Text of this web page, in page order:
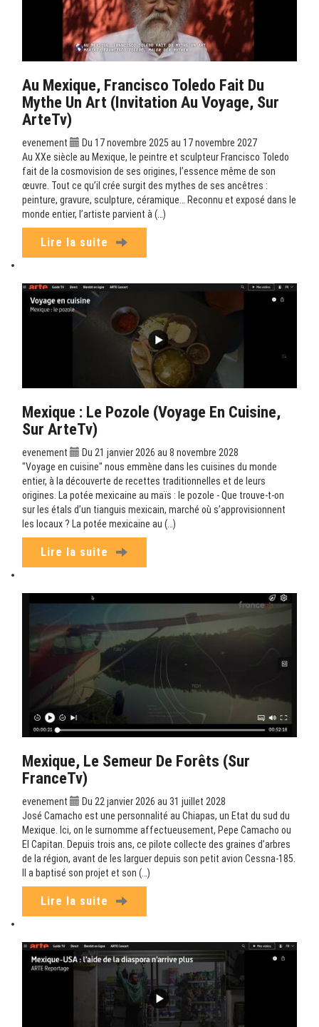
Au Mexique, Francisco Toledo Fait Du
Mythe Un Art (Invitation Au Voyage, Sur
ArteTv)
evenement
Du 17 novembre 2025 au 17 novembre 2027
Au XXe siècle au Mexique, le peintre et sculpteur Francisco Toledo
fait de la cosmovision de ses origines, l’essence même de son
œuvre. Tout ce qu’il crée surgit des mythes de ses ancêtres :
peinture, gravure, sculpture, céramique… Reconnu et exposé dans le
monde entier, l’artiste parvient à (…)
Lire la suite
Mexique : Le Pozole (Voyage En Cuisine,
Sur ArteTv)
evenement
Du 21 janvier 2026 au 8 novembre 2028
"Voyage en cuisine" nous emmène dans les cuisines du monde
entier, à la découverte de recettes traditionnelles et de leurs
origines. La potée mexicaine au maïs : le pozole - Que trouve-t-on
sur les étals d’un tianguis mexicain, marché où s’approvisionnent
les locaux ? La potée mexicaine au (…)
Lire la suite
Mexique, Le Semeur De Forêts (sur
FranceTv)
evenement
Du 22 janvier 2026 au 31 juillet 2028
José Camacho est une personnalité au Chiapas, un Etat du sud du
Mexique. Ici, on le surnomme affectueusement, Pepe Camacho ou
El Capitan. Depuis trois ans, ce pilote collecte des graines d’arbres
de la région, avant de les larguer depuis son petit avion Cessna-185.
Il a baptisé son projet et son (…)
Lire la suite